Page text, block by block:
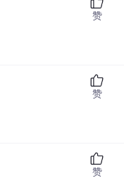
赞
赞
赞